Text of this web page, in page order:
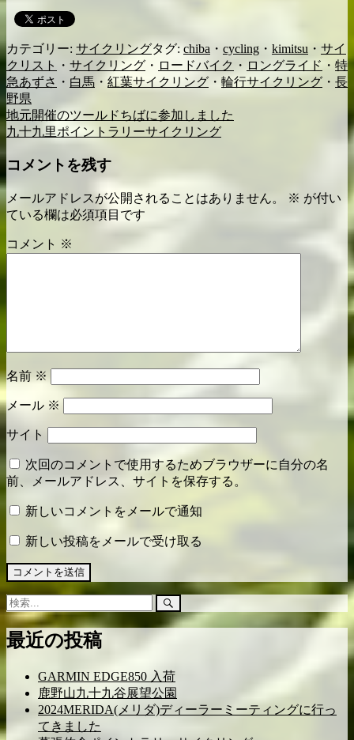
カテゴリー: サイクリングタグ: chiba ・ cycling ・ kimitsu ・ サイ
クリスト
・ サイクリング ・ ロードバイク ・ ロングライド ・ 特
急あずさ ・ 白馬 ・ 紅葉サイクリング ・ 輪行サイクリング ・ 長
野県
投
稿
ナ
ビ
ゲ
ー
シ
地元開催のツールドちばに参加しました
九十九里ポイントラリーサイクリング
コメントを残す
メールアドレスが公開されることはありません。 ※ が付い
ている欄は必須項目です
コメント ※
名前 ※
メール ※
サイト
次回のコメントで使用するためブラウザーに自分の名
前、メールアドレス、サイトを保存する。
新しいコメントをメールで通知
新しい投稿をメールで受け取る
検
索:
検
開
最近の投稿
GARMIN EDGE850 入荷
鹿野山九十九谷展望公園
2024MERIDA(メリダ)ディーラーミーティングに行っ
てきました